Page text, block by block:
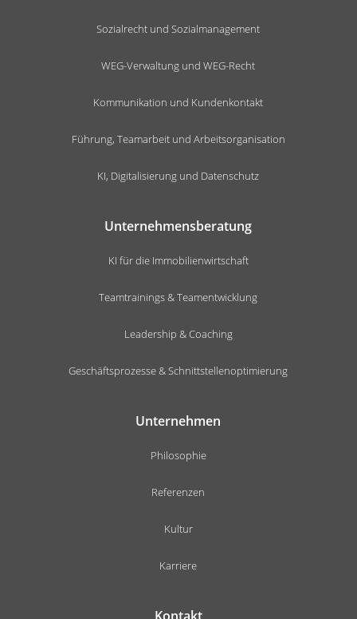
Sozialrecht und Sozialmanagement
WEG-Verwaltung und WEG-Recht
Kommunikation und Kundenkontakt
Führung, Teamarbeit und Arbeitsorganisation
KI, Digitalisierung und Datenschutz
Unternehmensberatung
KI für die Immobilienwirtschaft
Teamtrainings & Teamentwicklung
Leadership & Coaching
Geschäftsprozesse & Schnittstellenoptimierung
Unternehmen
Philosophie
Referenzen
Kultur
Karriere